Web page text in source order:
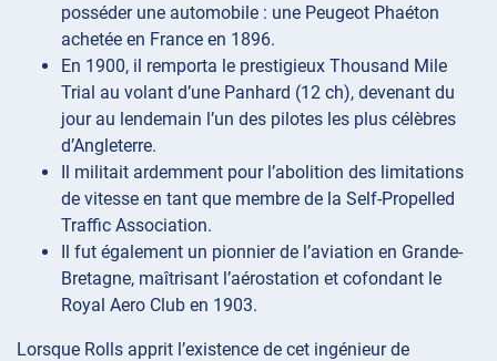
posséder une automobile : une Peugeot Phaéton
achetée en France en 1896.
En 1900, il remporta le prestigieux Thousand Mile
Trial au volant d’une Panhard (12 ch), devenant du
jour au lendemain l’un des pilotes les plus célèbres
d’Angleterre.
Il militait ardemment pour l’abolition des limitations
de vitesse en tant que membre de la Self-Propelled
Traffic Association.
Il fut également un pionnier de l’aviation en Grande-
Bretagne, maîtrisant l’aérostation et cofondant le
Royal Aero Club en 1903.
Lorsque Rolls apprit l’existence de cet ingénieur de